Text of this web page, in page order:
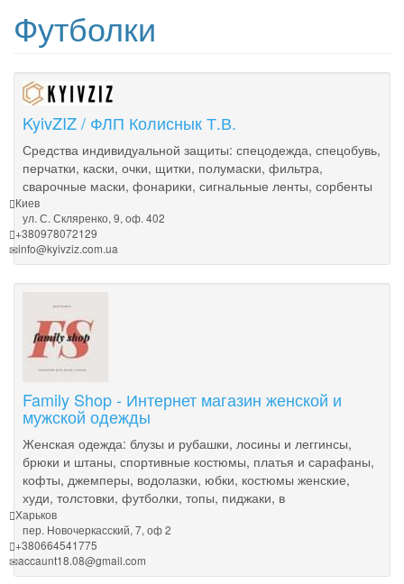
Футболки
KyivZIZ / ФЛП Колиснык Т.В.
Средства индивидуальной защиты: спецодежда, спецобувь,
перчатки, каски, очки, щитки, полумаски, фильтра,
сварочные маски, фонарики, сигнальные ленты, сорбенты
Киев
ул. С. Скляренко, 9, оф. 402
+380978072129
info@kyivziz.com.ua
Family Shop - Интернет магазин женской и
мужской одежды
Женская одежда: блузы и рубашки, лосины и леггинсы,
брюки и штаны, спортивные костюмы, платья и сарафаны,
кофты, джемперы, водолазки, юбки, костюмы женские,
худи, толстовки, футболки, топы, пиджаки, в
Харьков
пер. Новочеркасский, 7, оф 2
+380664541775
accaunt18.08@gmail.com